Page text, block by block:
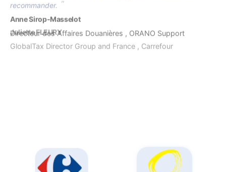
Anne Sirop-Masselot
Directeur des Affaires Douanières , ORANO Support